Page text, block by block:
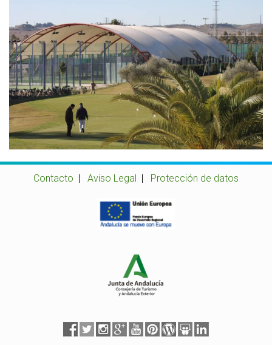
Contacto Aviso Legal Protección de datos